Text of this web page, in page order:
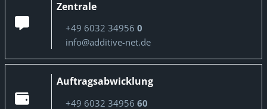
Zentrale
+49 6032 34956 0
info@additive-net.de
Auftragsabwicklung
+49 6032 34956 60